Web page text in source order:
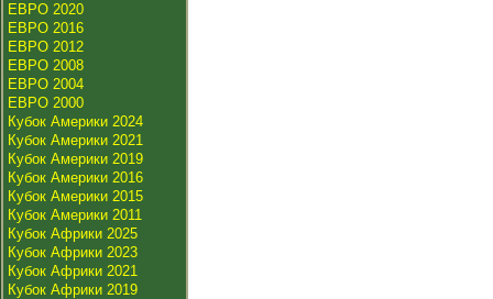
ЕВРО 2020
ЕВРО 2016
ЕВРО 2012
ЕВРО 2008
ЕВРО 2004
ЕВРО 2000
Кубок Америки 2024
Кубок Америки 2021
Кубок Америки 2019
Кубок Америки 2016
Кубок Америки 2015
Кубок Америки 2011
Кубок Африки 2025
Кубок Африки 2023
Кубок Африки 2021
Кубок Африки 2019